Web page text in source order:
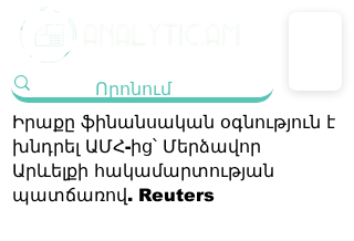
Իրաքը ֆինանսական օգնություն է
խնդրել ԱՄՀ-ից՝ Մերձավոր
Արևելքի հակամարտության
պատճառով. Reuters